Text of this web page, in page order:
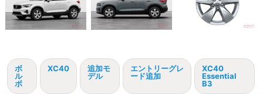
ボ
ル
ボ
XC40
追加モ
デル
エントリーグレ
ード追加
XC40
Essential
B3